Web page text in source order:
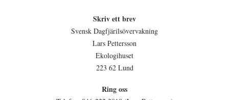
Skriv ett brev
Svensk Dagfjärilsövervakning
Lars Pettersson
Ekologihuset
223 62 Lund
Ring oss